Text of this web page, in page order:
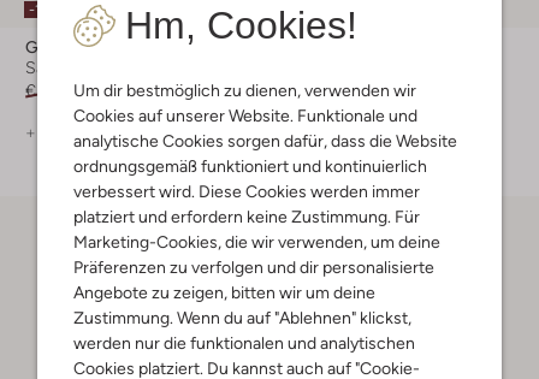
Hm, Cookies!
Um dir bestmöglich zu dienen, verwenden wir
Cookies auf unserer Website. Funktionale und
analytische Cookies sorgen dafür, dass die Website
ordnungsgemäß funktioniert und kontinuierlich
verbessert wird. Diese Cookies werden immer
platziert und erfordern keine Zustimmung. Für
Marketing-Cookies, die wir verwenden, um deine
Präferenzen zu verfolgen und dir personalisierte
Angebote zu zeigen, bitten wir um deine
Zustimmung. Wenn du auf "Ablehnen" klickst,
werden nur die funktionalen und analytischen
Cookies platziert. Du kannst auch auf "Cookie-
-10%
Gabor
Sandaletten mit Absatz
€ 99,99 € 89,99
+ mehr farben
€ 99,99 € 79,99
+ mehr farben